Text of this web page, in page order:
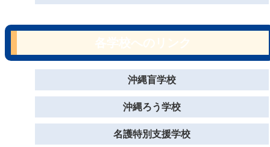
沖縄盲学校
沖縄ろう学校
名護特別支援学校